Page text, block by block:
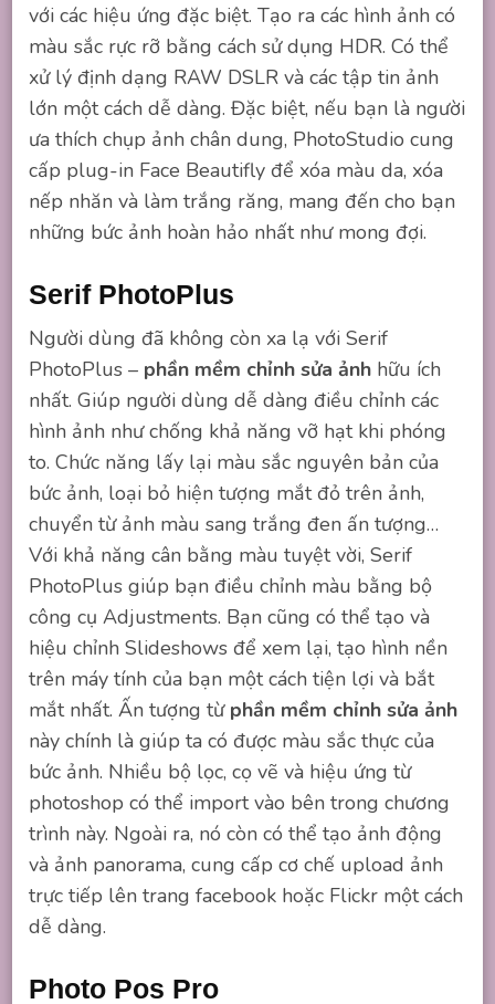
với các hiệu ứng đặc biệt. Tạo ra các hình ảnh có
màu sắc rực rỡ bằng cách sử dụng HDR. Có thể
xử lý định dạng RAW DSLR và các tập tin ảnh
lớn một cách dễ dàng. Đặc biệt, nếu bạn là người
ưa thích chụp ảnh chân dung, PhotoStudio cung
cấp plug-in Face Beautifly để xóa màu da, xóa
nếp nhăn và làm trắng răng, mang đến cho bạn
những bức ảnh hoàn hảo nhất như mong đợi.
Serif PhotoPlus
Người dùng đã không còn xa lạ với Serif
PhotoPlus – phần mềm chỉnh sửa ảnh hữu ích
nhất. Giúp người dùng dễ dàng điều chỉnh các
hình ảnh như chống khả năng vỡ hạt khi phóng
to. Chức năng lấy lại màu sắc nguyên bản của
bức ảnh, loại bỏ hiện tượng mắt đỏ trên ảnh,
chuyển từ ảnh màu sang trắng đen ấn tượng…
Với khả năng cân bằng màu tuyệt vời, Serif
PhotoPlus giúp bạn điều chỉnh màu bằng bộ
công cụ Adjustments. Bạn cũng có thể tạo và
hiệu chỉnh Slideshows để xem lại, tạo hình nền
trên máy tính của bạn một cách tiện lợi và bắt
mắt nhất. Ấn tượng từ phần mềm chỉnh sửa ảnh
này chính là giúp ta có được màu sắc thực của
bức ảnh. Nhiều bộ lọc, cọ vẽ và hiệu ứng từ
photoshop có thể import vào bên trong chương
trình này. Ngoài ra, nó còn có thể tạo ảnh động
và ảnh panorama, cung cấp cơ chế upload ảnh
trực tiếp lên trang facebook hoặc Flickr một cách
dễ dàng.
Photo Pos Pro